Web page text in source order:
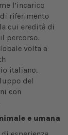
l’incarico
riferimento
cui eredità di
percorso.
volta a
italiano,
del
con
e umana